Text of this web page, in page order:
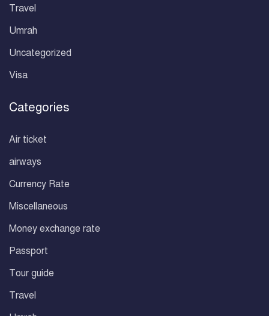
Travel
Umrah
Uncategorized
Visa
Categories
Air ticket
airways
Currency Rate
Miscellaneous
Money exchange rate
Passport
Tour guide
Travel